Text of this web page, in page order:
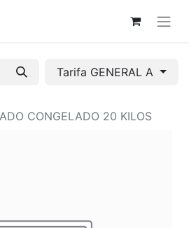
Tarifa GENERAL A
CONGELADO 20 KILOS